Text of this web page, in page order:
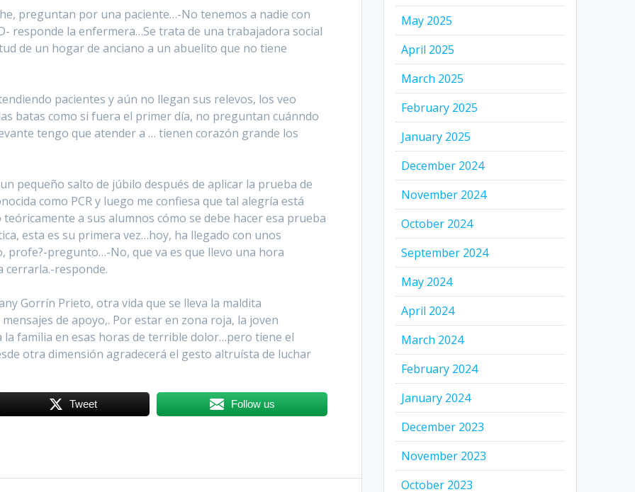
preguntan por una paciente…-No tenemos a nadie con
responde la enfermera…Se trata de una trabajadora social
de un hogar de anciano a un abuelito que no tiene
pacientes y aún no llegan sus relevos, los veo
batas como si fuera el primer día, no preguntan cuánndo
tengo que atender a … tienen corazón grande los
pequeño salto de júbilo después de aplicar la prueba de
como PCR y luego me confiesa que tal alegría está
a sus alumnos cómo se debe hacer esa prueba
esta es su primera vez…hoy, ha llegado con unos
profe?-pregunto…-No, que va es que llevo una hora
cerrarla.-responde.
Gorrín Prieto, otra vida que se lleva la maldita
de apoyo,. Por estar en zona roja, la joven
familia en esas horas de terrible dolor…pero tiene el
otra dimensión agradecerá el gesto altruísta de luchar
Tweet Follow us
May 2025
April 2025
March 2025
February 2025
January 2025
December 2024
November 2024
October 2024
September 2024
May 2024
April 2024
March 2024
February 2024
January 2024
December 2023
November 2023
October 2023